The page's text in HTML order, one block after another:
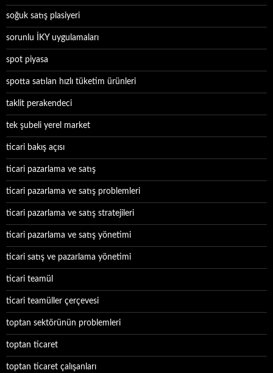
soğuk satış plasiyeri
sorunlu İKY uygulamaları
spot piyasa
spotta satılan hızlı tüketim ürünleri
taklit perakendeci
tek şubeli yerel market
ticari bakış açısı
ticari pazarlama ve satış
ticari pazarlama ve satış problemleri
ticari pazarlama ve satış stratejileri
ticari pazarlama ve satış yönetimi
ticari satış ve pazarlama yönetimi
ticari teamül
ticari teamüller çerçevesi
toptan sektörünün problemleri
toptan ticaret
toptan ticaret çalışanları